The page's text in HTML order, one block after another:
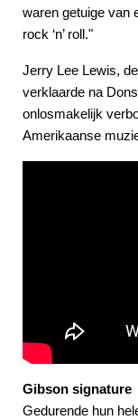
waren getuige van
rock ‘n’ roll."
Jerry Lee Lewis,
verklaarde na
onlosmakelijk
Amerikaanse
Gibson signature
Gedurende hun